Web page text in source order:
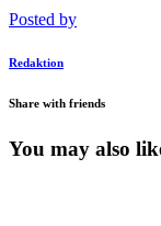
Posted by
Redaktion
Share with friends
You may also